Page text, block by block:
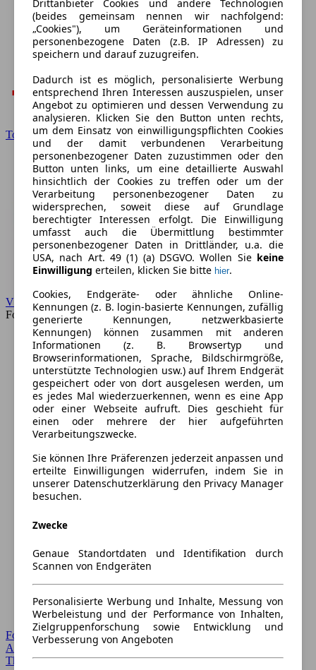
Toyota
VW
Forum
Forum Startseite
Alle Auto-Foren
Themen-Forum
Drittanbieter Cookies und andere Technologien
(beides gemeinsam nennen wir nachfolgend:
„Cookies"), um Geräteinformationen und
personenbezogene Daten (z.B. IP Adressen) zu
speichern und darauf zuzugreifen.
Dadurch ist es möglich, personalisierte Werbung
entsprechend Ihren Interessen auszuspielen, unser
Angebot zu optimieren und dessen Verwendung zu
analysieren. Klicken Sie den Button unten rechts,
um dem Einsatz von einwilligungspflichten Cookies
und der damit verbundenen Verarbeitung
personenbezogener Daten zuzustimmen oder den
Button unten links, um eine detaillierte Auswahl
hinsichtlich der Cookies zu treffen oder um der
Verarbeitung personenbezogener Daten zu
widersprechen, soweit diese auf Grundlage
berechtigter Interessen erfolgt. Die Einwilligung
umfasst auch die Übermittlung bestimmter
personenbezogener Daten in Drittländer, u.a. die
USA, nach Art. 49 (1) (a) DSGVO. Wollen Sie keine
Einwilligung erteilen, klicken Sie bitte hier.
Cookies, Endgeräte- oder ähnliche Online-
Kennungen (z. B. login-basierte Kennungen, zufällig
generierte Kennungen, netzwerkbasierte
Kennungen) können zusammen mit anderen
Informationen (z. B. Browsertyp und
Browserinformationen, Sprache, Bildschirmgröße,
unterstützte Technologien usw.) auf Ihrem Endgerät
gespeichert oder von dort ausgelesen werden, um
es jedes Mal wiederzuerkennen, wenn es eine App
oder einer Webseite aufruft. Dies geschieht für
einen oder mehrere der hier aufgeführten
Verarbeitungszwecke.
Sie können Ihre Präferenzen jederzeit anpassen und
erteilte Einwilligungen widerrufen, indem Sie in
unserer Datenschutzerklärung den Privacy Manager
besuchen.
Zwecke
Genaue Standortdaten und Identifikation durch
Scannen von Endgeräten
Personalisierte Werbung und Inhalte, Messung von
Werbeleistung und der Performance von Inhalten,
Zielgruppenforschung sowie Entwicklung und
Verbesserung von Angeboten